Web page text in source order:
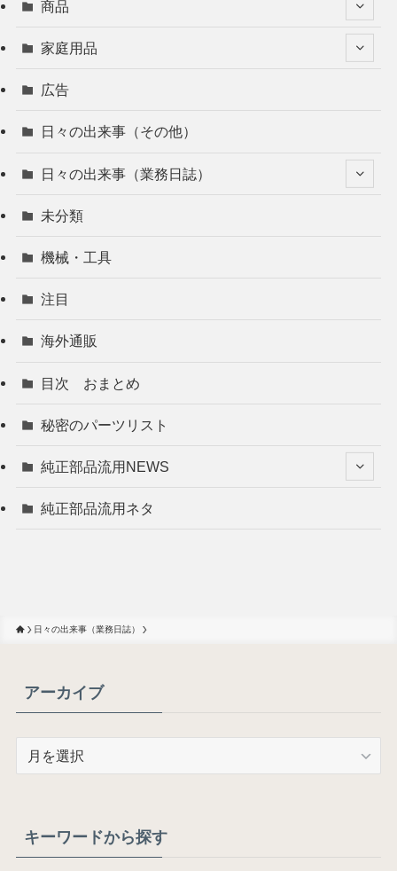
商品
家庭用品
広告
日々の出来事（その他）
日々の出来事（業務日誌）
未分類
機械・工具
注目
海外通販
目次 おまとめ
秘密のパーツリスト
純正部品流用NEWS
純正部品流用ネタ
日々の出来事（業務日誌）
アーカイブ
ブキーワードから探す